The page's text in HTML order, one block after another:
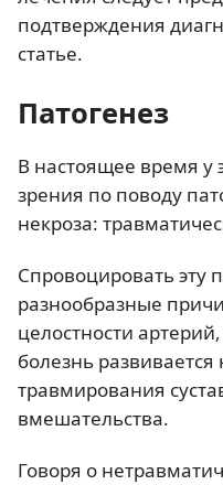
подтверждения
статье.
Патогенез
В настоящее время у
зрения по поводу
некроза:
Спровоцировать эту
разнообразные
целостности
болезнь развивается
травмирования
вмешательства.
Говоря о